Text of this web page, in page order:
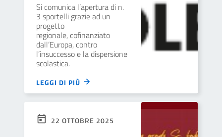
Si comunica l’apertura di n.
3 sportelli grazie ad un
progetto
regionale, cofinanziato
dall’Europa, contro
l’insuccesso e la dispersione
scolastica.
LEGGI DI PIÙ
22 OTTOBRE 2025